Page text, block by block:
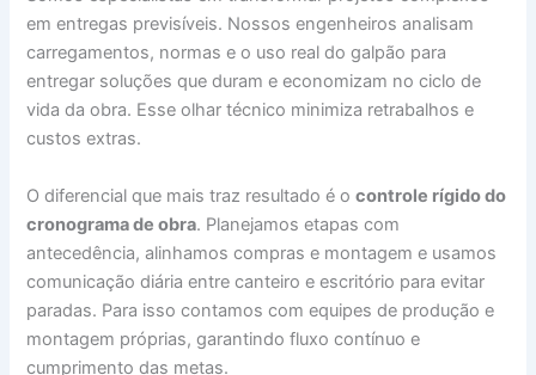
em entregas previsíveis. Nossos engenheiros analisam
carregamentos, normas e o uso real do galpão para
entregar soluções que duram e economizam no ciclo de
vida da obra. Esse olhar técnico minimiza retrabalhos e
custos extras.
O diferencial que mais traz resultado é ocontrole rígido do
cronograma de obra. Planejamos etapas com
antecedência, alinhamos compras e montagem e usamos
comunicação diária entre canteiro e escritório para evitar
paradas. Para isso contamos com equipes de produção e
montagem próprias, garantindo fluxo contínuo e
cumprimento das metas.